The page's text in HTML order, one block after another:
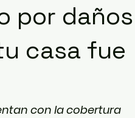
por daños
casa fue
con la cobertura